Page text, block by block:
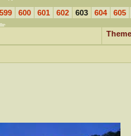
599 600 601 602 603 604 605